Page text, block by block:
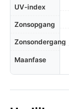
UV-index
Zonsopgang
Zonsondergang
Maanfase